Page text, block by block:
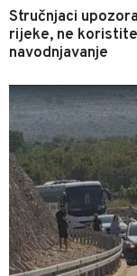
Stručnjaci
rijeke, ne
navodnjavanje